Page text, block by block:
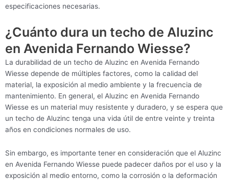
especificaciones necesarias.
¿Cuánto dura un techo de Aluzinc
en Avenida Fernando Wiesse?
La durabilidad de un techo de Aluzinc en Avenida Fernando
Wiesse depende de múltiples factores, como la calidad del
material, la exposición al medio ambiente y la frecuencia de
mantenimiento. En general, el Aluzinc en Avenida Fernando
Wiesse es un material muy resistente y duradero, y se espera que
un techo de Aluzinc tenga una vida útil de entre veinte y treinta
años en condiciones normales de uso.
Sin embargo, es importante tener en consideración que el Aluzinc
en Avenida Fernando Wiesse puede padecer daños por el uso y la
exposición al medio entorno, como la corrosión o la deformación